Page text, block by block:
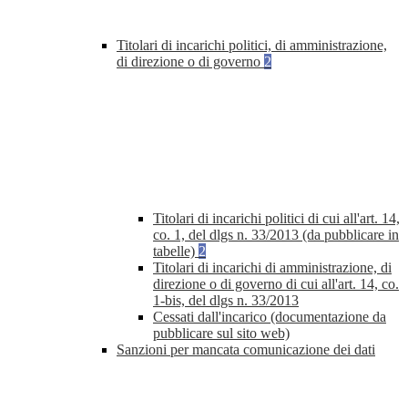
Titolari di incarichi politici, di amministrazione,
di direzione o di governo 2
Titolari di incarichi politici di cui all'art. 14,
co. 1, del dlgs n. 33/2013 (da pubblicare in
tabelle) 2
Titolari di incarichi di amministrazione, di
direzione o di governo di cui all'art. 14, co.
1-bis, del dlgs n. 33/2013
Cessati dall'incarico (documentazione da
pubblicare sul sito web)
Sanzioni per mancata comunicazione dei dati